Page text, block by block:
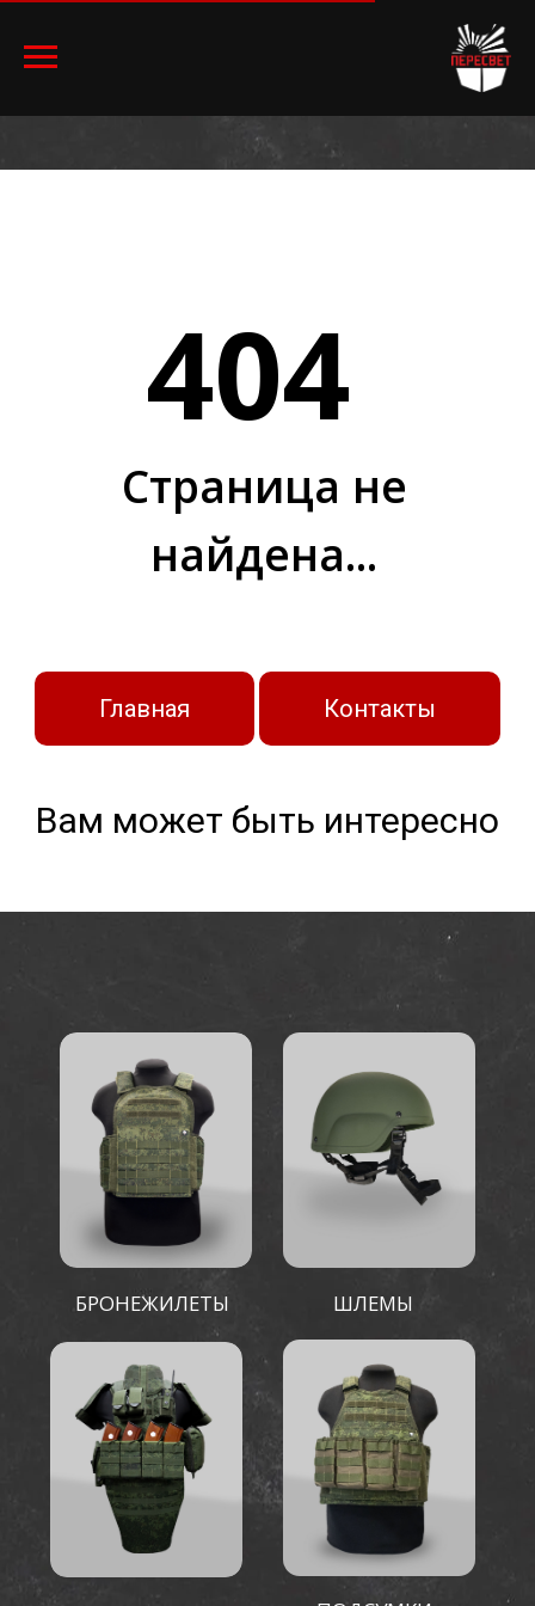
404
Страница не
найдена...
Главная Контакты
Вам может быть интересно
ГОТОВЫЕ РЕШЕНИЯ